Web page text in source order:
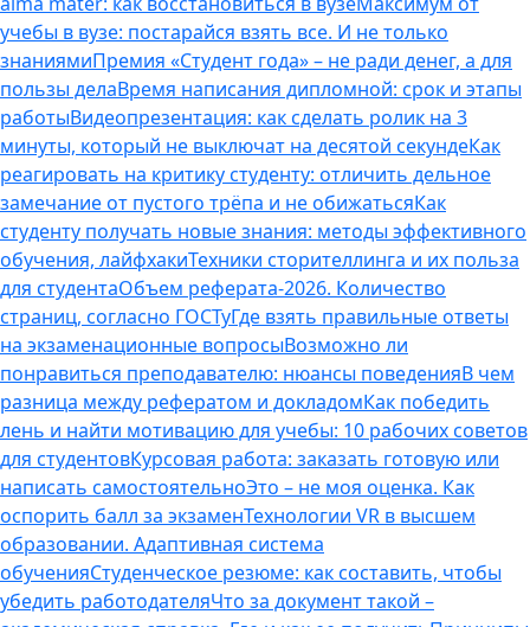
учебы в вузе: постарайся взять все. И не только
знаниямиПремия «Студент года» – не ради денег, а для
пользы делаВремя написания дипломной: срок и этапы
работыВидеопрезентация: как сделать ролик на 3
минуты, который не выключат на десятой секундеКак
реагировать на критику студенту: отличить дельное
замечание от пустого трёпа и не обижатьсяКак
студенту получать новые знания: методы эффективного
обучения, лайфхакиТехники сторителлинга и их польза
для студентаОбъем реферата-2026. Количество
страниц, согласно ГОСТуГде взять правильные ответы
на экзаменационные вопросыВозможно ли
понравиться преподавателю: нюансы поведенияВ чем
разница между рефератом и докладомКак победить
лень и найти мотивацию для учебы: 10 рабочих советов
для студентовКурсовая работа: заказать готовую или
написать самостоятельноЭто – не моя оценка. Как
оспорить балл за экзаменТехнологии VR в высшем
образовании. Адаптивная система
обученияСтуденческое резюме: как составить, чтобы
убедить работодателяЧто за документ такой –